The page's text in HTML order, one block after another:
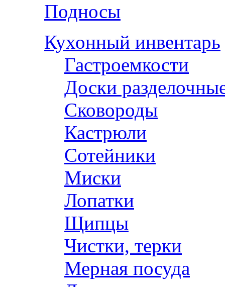
Подносы
Кухонный инвентарь
Гастроемкости
Доски
Сковороды
Кастрюли
Сотейники
Миски
Лопатки
Щипцы
Чистки, терки
Мерная посуда